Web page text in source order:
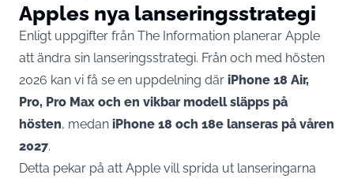
Apples nya lanseringsstrategi
Enligt uppgifter från The Information planerar Apple
att ändra sin lanseringsstrategi. Från och med hösten
2026 kan vi få se en uppdelning där iPhone 18 Air,
Pro, Pro Max och en vikbar modell släpps på
hösten, medan iPhone 18 och 18e lanseras på våren
2027.
Detta pekar på att Apple vill sprida ut lanseringarna